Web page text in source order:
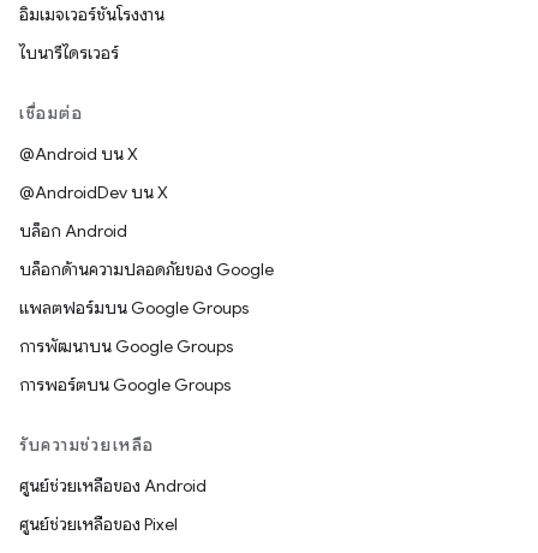
อิมเมจเวอร์ชันโรงงาน
ไบนารีไดรเวอร์
เชื่อมต่อ
@Android บน X
@AndroidDev บน X
บล็อก Android
บล็อกด้านความปลอดภัยของ Google
แพลตฟอร์มบน Google Groups
การพัฒนาบน Google Groups
การพอร์ตบน Google Groups
รับความช่วยเหลือ
ศูนย์ช่วยเหลือของ Android
ศูนย์ช่วยเหลือของ Pixel